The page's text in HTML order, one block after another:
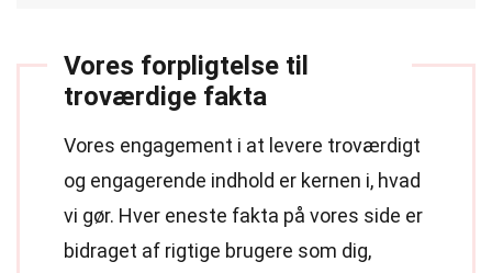
Vores forpligtelse til
troværdige fakta
Vores engagement i at levere troværdigt
og engagerende indhold er kernen i, hvad
vi gør. Hver eneste fakta på vores side er
bidraget af rigtige brugere som dig,